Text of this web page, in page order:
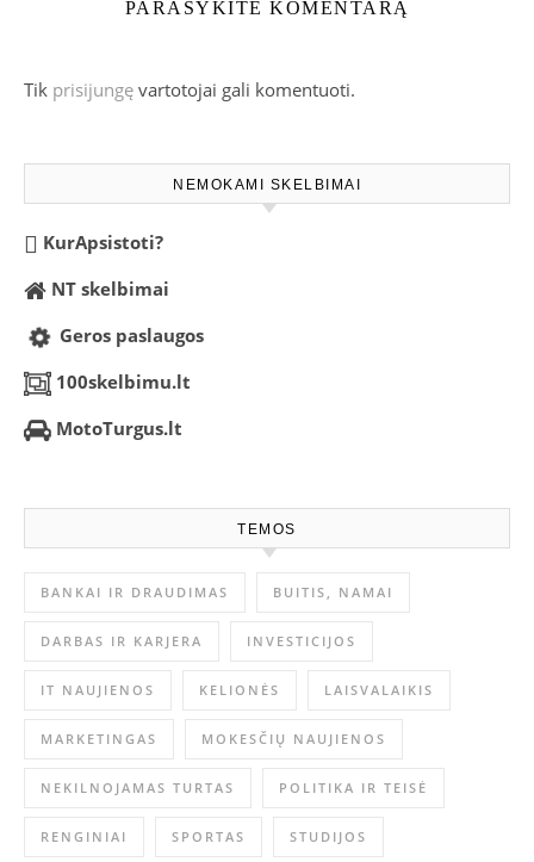
PARAŠYKITE KOMENTARĄ
Tik prisijungę vartotojai gali komentuoti.
NEMOKAMI SKELBIMAI
KurApsistoti?
NT skelbimai
Geros paslaugos
100skelbimu.lt
MotoTurgus.lt
TEMOS
BANKAI IR DRAUDIMAS BUITIS, NAMAI
DARBAS IR KARJERA INVESTICIJOS
IT NAUJIENOS KELIONĖS LAISVALAIKIS
MARKETINGAS MOKESČIŲ NAUJIENOS
NEKILNOJAMAS TURTAS POLITIKA IR TEISĖ
RENGINIAI SPORTAS STUDIJOS